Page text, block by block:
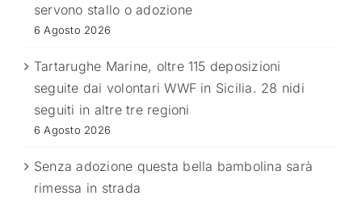
servono stallo o adozione
6 Agosto 2026
Tartarughe Marine, oltre 115 deposizioni
seguite dai volontari WWF in Sicilia. 28 nidi
seguiti in altre tre regioni
6 Agosto 2026
Senza adozione questa bella bambolina sarà
rimessa in strada